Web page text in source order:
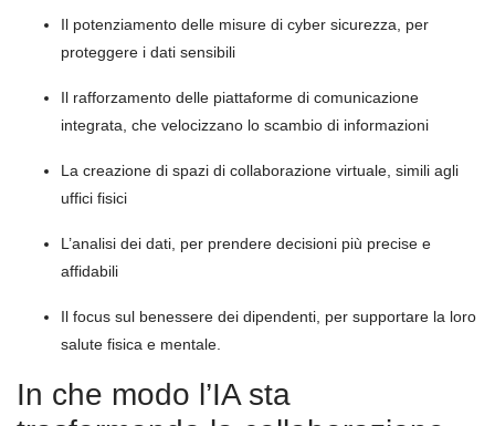
Il potenziamento delle misure di cyber sicurezza, per
proteggere i dati sensibili
Il rafforzamento delle piattaforme di comunicazione
integrata, che velocizzano lo scambio di informazioni
La creazione di spazi di collaborazione virtuale, simili agli
uffici fisici
L’analisi dei dati, per prendere decisioni più precise e
affidabili
Il focus sul benessere dei dipendenti, per supportare la loro
salute fisica e mentale.
In che modo l’IA sta